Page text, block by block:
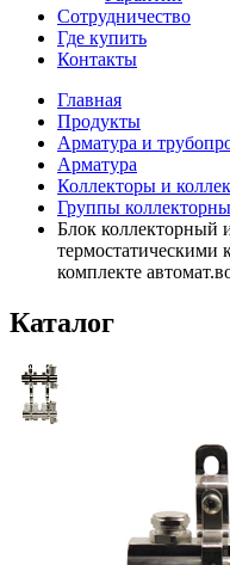
Сотрудничество
Где купить
Контакты
Главная
Продукты
Арматура и
Арматура
Коллекторы и
Группы
Блок коллекторный
комплекте
Каталог